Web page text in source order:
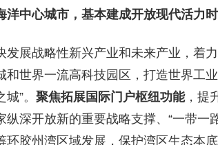
中心城市，基本建成开放现代活力时
发展战略性新兴产业和未来产业，着
和世界一流高科技园区，打造世界工
”。 聚焦拓展国际门户枢纽功能，提
深开放新的重要战略支撑、“一带一
环胶州湾区域发展，保护湾区生态本